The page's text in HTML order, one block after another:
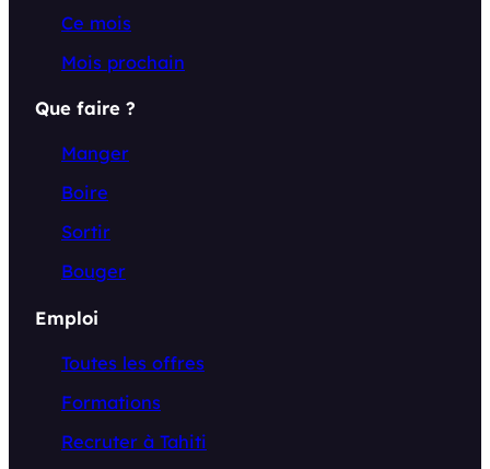
Ce mois
Mois prochain
Que faire ?
Manger
Boire
Sortir
Bouger
Emploi
Toutes les offres
Formations
Recruter à Tahiti